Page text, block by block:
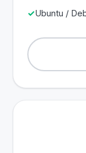
Ubuntu /